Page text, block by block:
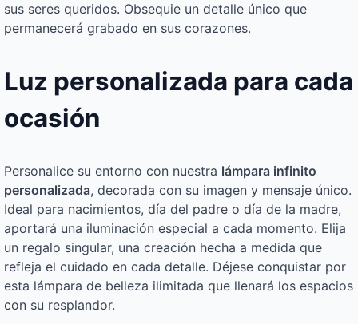
sus seres queridos. Obsequie un detalle único que
permanecerá grabado en sus corazones.
Luz personalizada para cada
ocasión
Personalice su entorno con nuestra lámpara infinito
personalizada, decorada con su imagen y mensaje único.
Ideal para nacimientos, día del padre o día de la madre,
aportará una iluminación especial a cada momento. Elija
un regalo singular, una creación hecha a medida que
refleja el cuidado en cada detalle. Déjese conquistar por
esta lámpara de belleza ilimitada que llenará los espacios
con su resplandor.